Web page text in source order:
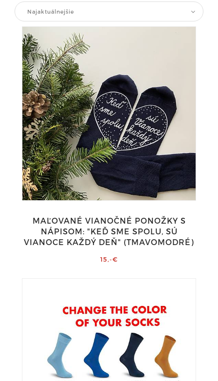
Najaktuálnejšie
MAĽOVANÉ VIANOČNÉ PONOŽKY S
NÁPISOM: "KEĎ SME SPOLU, SÚ
VIANOCE KAŽDÝ DEŇ" (TMAVOMODRÉ)
15,-€